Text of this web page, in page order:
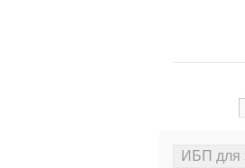
ИБП для